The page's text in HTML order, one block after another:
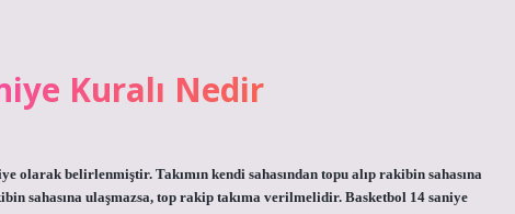
Kuralı Nedir
olarak belirlenmiştir. Takımın kendi sahasından topu alıp rakibin sahasına
sahasına ulaşmazsa, top rakip takıma verilmelidir. Basketbol 14 saniye